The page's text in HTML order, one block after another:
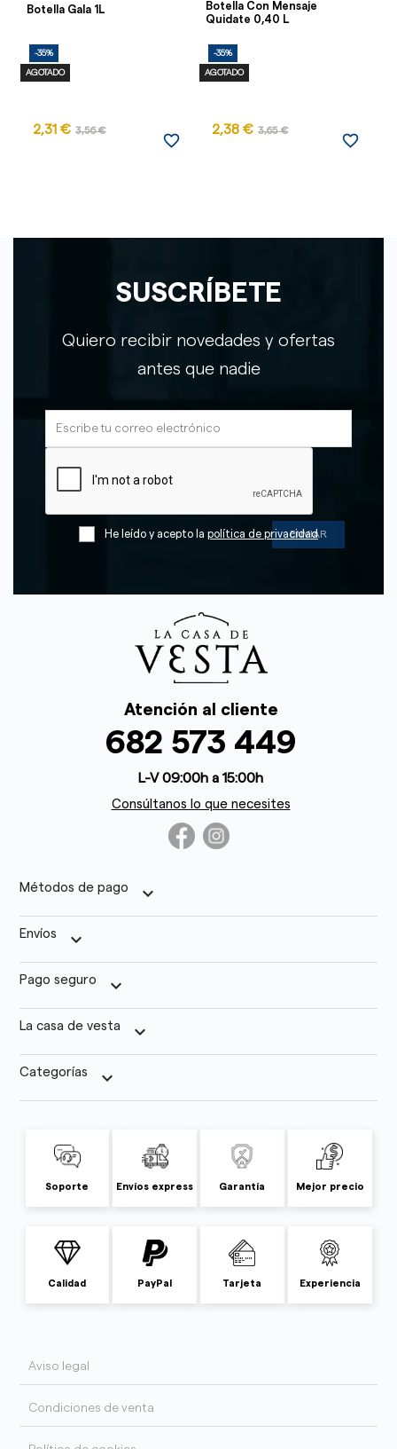
Botella Gala 1L
-35%
AGOTADO
2,31 € 3,56 €
favorite_border
Botella Con Mensaje
Quidate 0,40 L
-35%
AGOTADO
2,38 € 3,65 €
favorite_border
SUSCRÍBETE
Quiero recibir novedades y ofertas
antes que nadie
He leído y acepto la política de privacidad
Atención al cliente
682 573 449
L-V 09:00h a 15:00h
Consúltanos lo que necesites
Métodos de pago keyboard_arrow_down
Envíos keyboard_arrow_down
Pago seguro keyboard_arrow_down
La casa de vesta keyboard_arrow_down
Categorías keyboard_arrow_down
Soporte Envíos express Garantía Mejor precio
Calidad PayPal Tarjeta Experiencia
Aviso legal
Condiciones de venta